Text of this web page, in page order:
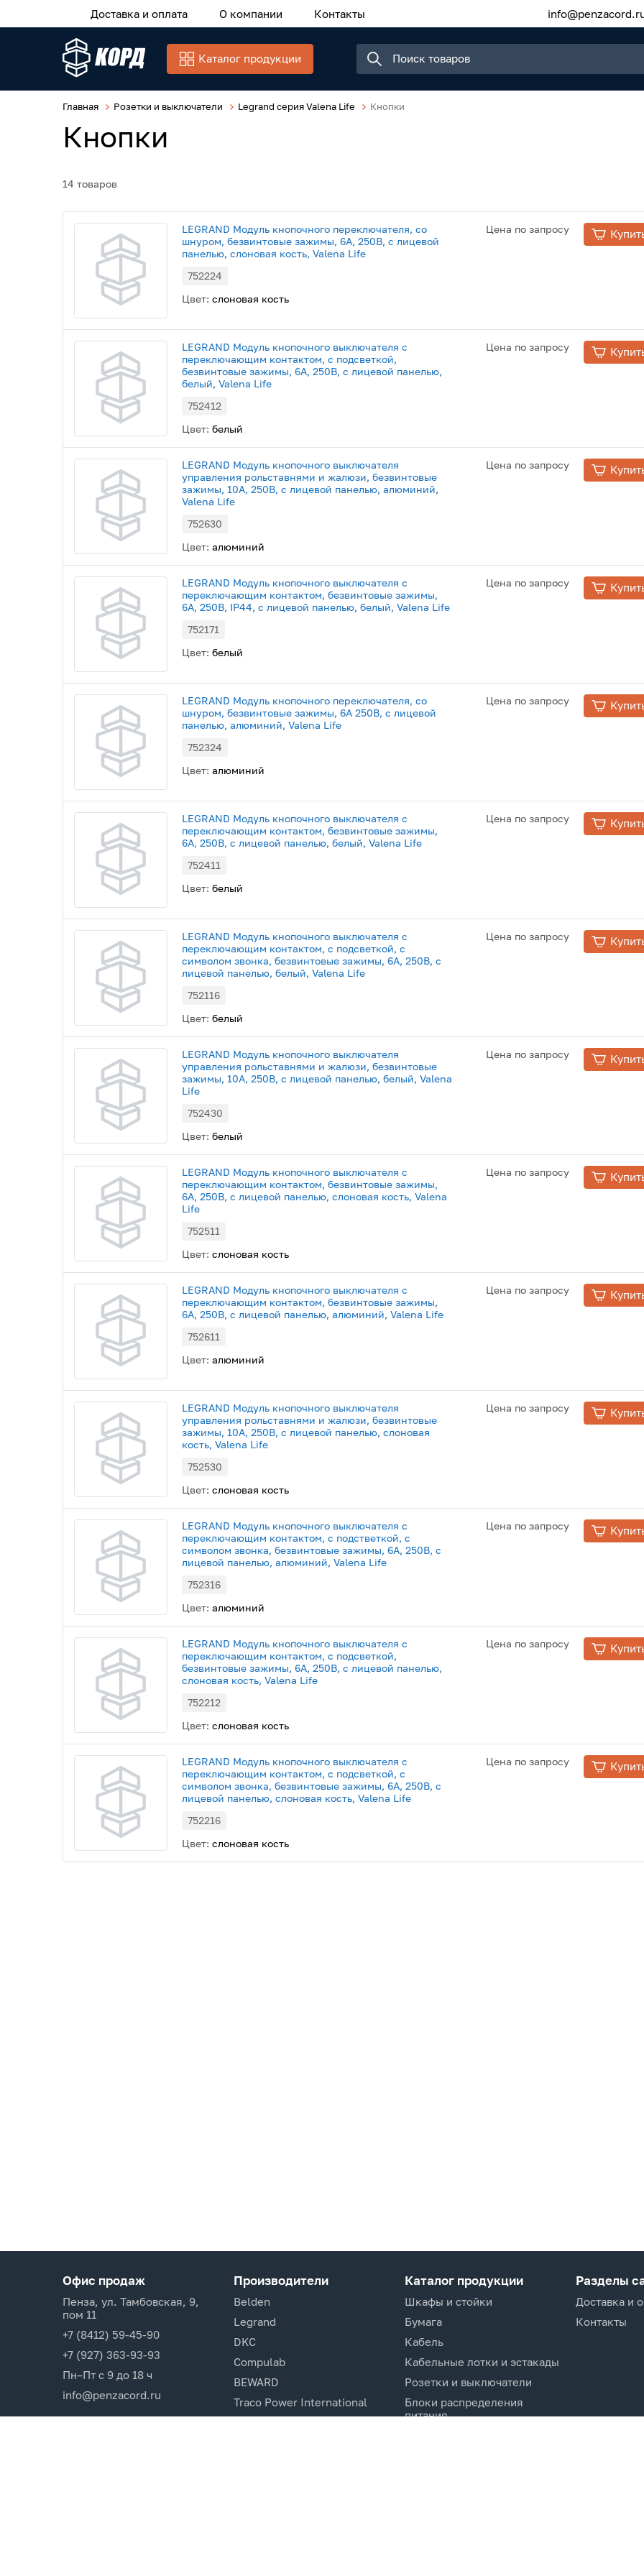
Доставка и оплата О компании Контакты
Каталог продукции
Главная Розетки и выключатели Legrand серия Valena Life Кнопки
Кнопки
14 товаров
LEGRAND Модуль кнопочного переключателя, со
шнуром, безвинтовые зажимы, 6А, 250В, с лицевой
панелью, слоновая кость, Valena Life
752224
Цвет: слоновая кость
Цена по запросу
LEGRAND Модуль кнопочного выключателя с
переключающим контактом, c подсветкой,
безвинтовые зажимы, 6А, 250В, с лицевой панелью,
белый, Valena Life
752412
Цвет: белый
Цена по запросу
LEGRAND Модуль кнопочного выключателя
управления рольставнями и жалюзи, безвинтовые
зажимы, 10А, 250В, с лицевой панелью, алюминий,
Valena Life
752630
Цвет: алюминий
Цена по запросу
LEGRAND Модуль кнопочного выключателя с
переключающим контактом, безвинтовые зажимы,
6А, 250В, IP44, с лицевой панелью, белый, Valena Life
752171
Цвет: белый
Цена по запросу
LEGRAND Модуль кнопочного переключателя, со
шнуром, безвинтовые зажимы, 6А 250В, с лицевой
панелью, алюминий, Valena Life
752324
Цвет: алюминий
Цена по запросу
LEGRAND Модуль кнопочного выключателя с
переключающим контактом, безвинтовые зажимы,
6А, 250В, с лицевой панелью, белый, Valena Life
752411
Цвет: белый
Цена по запросу
LEGRAND Модуль кнопочного выключателя с
переключающим контактом, с подсветкой, с
символом звонка, безвинтовые зажимы, 6А, 250В, с
лицевой панелью, белый, Valena Life
752116
Цвет: белый
Цена по запросу
LEGRAND Модуль кнопочного выключателя
управления рольставнями и жалюзи, безвинтовые
зажимы, 10А, 250В, с лицевой панелью, белый, Valena
Life
752430
Цвет: белый
Цена по запросу
LEGRAND Модуль кнопочного выключателя с
переключающим контактом, безвинтовые зажимы,
6А, 250В, с лицевой панелью, слоновая кость, Valena
Life
752511
Цвет: слоновая кость
Цена по запросу
LEGRAND Модуль кнопочного выключателя с
переключающим контактом, безвинтовые зажимы,
6А, 250В, с лицевой панелью, алюминий, Valena Life
752611
Цвет: алюминий
Цена по запросу
LEGRAND Модуль кнопочного выключателя
управления рольставнями и жалюзи, безвинтовые
зажимы, 10А, 250В, с лицевой панелью, слоновая
кость, Valena Life
752530
Цвет: слоновая кость
Цена по запросу
LEGRAND Модуль кнопочного выключателя с
переключающим контактом, с подстветкой, с
символом звонка, безвинтовые зажимы, 6А, 250В, с
лицевой панелью, алюминий, Valena Life
752316
Цвет: алюминий
Цена по запросу
LEGRAND Модуль кнопочного выключателя с
переключающим контактом, c подсветкой,
безвинтовые зажимы, 6А, 250В, с лицевой панелью,
слоновая кость, Valena Life
752212
Цвет: слоновая кость
Цена по запросу
LEGRAND Модуль кнопочного выключателя с
переключающим контактом, с подсветкой, с
символом звонка, безвинтовые зажимы, 6А, 250В, с
лицевой панелью, слоновая кость, Valena Life
752216
Цвет: слоновая кость
Цена по запросу
Офис продаж
Пенза, ул. Тамбовская, 9,
пом 11
+7 (8412) 59-45-90
+7 (927) 363-93-93
Пн–Пт с 9 до 18 ч
info@penzacord.ru
Производители
Belden
Legrand
DKC
Compulab
BEWARD
Traco Power International
Каталог продукции
Шкафы и стойки
Бумага
Кабель
Кабельные лотки и эстакады
Розетки и выключатели
Блоки распределения
питания
Разделы
Доставка и
Контакты